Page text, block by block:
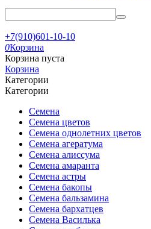
+7(910)601-10-10
0Корзина
Корзина пуста
Корзина
Категории
Категории
Семена
Семена цветов
Семена однолетних цветов
Семена агератума
Семена алиссума
Семена амаранта
Семена астры
Семена бакопы
Семена бальзамина
Семена бархатцев
Семена Василька